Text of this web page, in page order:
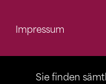
Sie finden
Impressum